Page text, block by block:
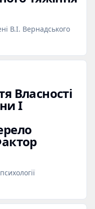
В.І. Вернадського
Власності
І